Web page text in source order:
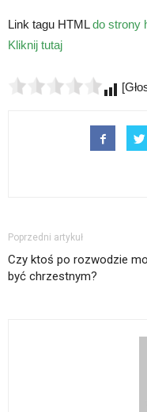
Link tagu HTMLdo strony
Kliknij tutaj
Poprzedni artykuł
Czy ktoś po rozwodzie
być chrzestnym?